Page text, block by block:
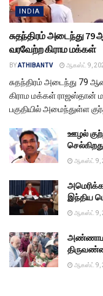
INDIA
சுதந்திரம் அடைந்து 79
வரவேற்ற கிராம மக்கள்
BYATHIBANTV ஆகஸ்ட் 9,
சுதந்திரம் அடைந்து 79
கிராம மக்கள் ராஜஸ்தான்
பகுதியில் அமைந்துள்ள
ஊழல்
ஆகஸ்ட் 9,
இந்திய
ஆகஸ்ட் 9,
ஆகஸ்ட் 9,